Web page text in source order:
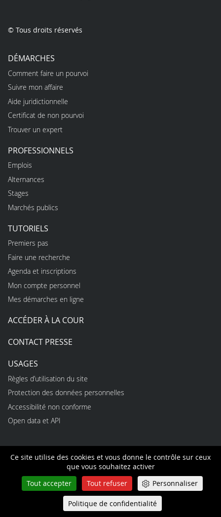
Ce site utilise des cookies et vous donne le contrôle sur ceux
que vous souhaitez activer
Tout accepter
Tout refuser Personnaliser
Politique de confidentialité
© Tous droits réservés
DÉMARCHES
Comment faire un pourvoi
Suivre mon affaire
Aide juridictionnelle
Certificat de non pourvoi
Trouver un expert
PROFESSIONNELS
Emplois
Alternances
Stages
Marchés publics
TUTORIELS
Premiers pas
Faire une recherche
Agenda et inscriptions
Mon compte personnel
Mes démarches en ligne
ACCÉDER À LA COUR
CONTACT PRESSE
USAGES
Règles d’utilisation du site
Protection des données personnelles
Accessibilité non conforme
Open data et API
Optimisez votre expérience utilisateur en vous créant un
compte personnel : gestion de vos notifications et de vos
abonnements, prise de notes à partir de n’importe quelle
page consultée, création de dossiers thématiques,
Queue-Fair